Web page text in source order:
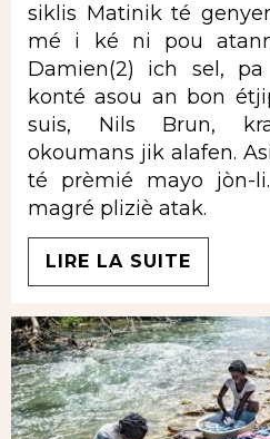
siklis Matinik té
mé i ké ni pou
Damien(2) ich sel,
konté asou an bon
suis, Nils Brun,
okoumans jik alafen.
té prèmié mayo jòn-
magré pliziè atak.
LIRE LA SUITE